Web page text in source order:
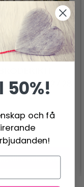
1827 28
X 27 CM
SEK
till varukorgen
50%!
och få